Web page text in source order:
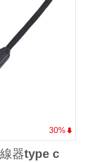
30%
器type c